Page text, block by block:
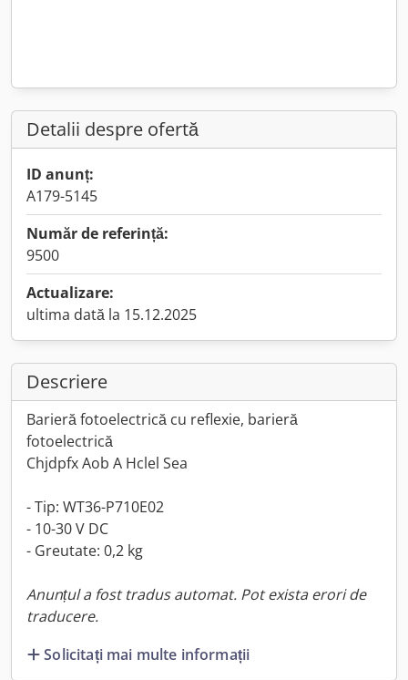
Detalii despre ofertă
ID anunț:
A179-5145
Număr de referință:
9500
Actualizare:
ultima dată la 15.12.2025
Descriere
Barieră fotoelectrică cu reflexie, barieră
fotoelectrică
Chjdpfx Aob A Hclel Sea
- Tip: WT36-P710E02
- 10-30 V DC
- Greutate: 0,2 kg
Anunțul a fost tradus automat. Pot exista erori de
traducere.
Solicitați mai multe informații